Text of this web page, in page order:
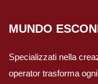
MUNDO
Specializzati nella
operator trasforma